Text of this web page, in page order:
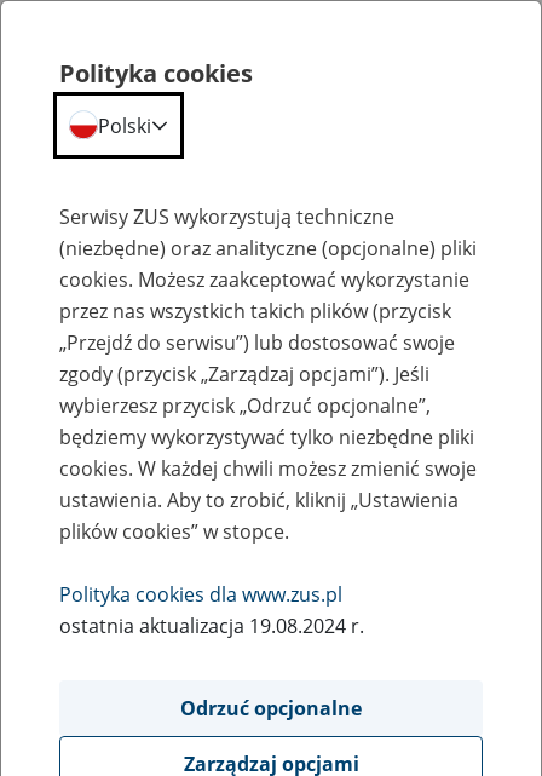
Aktualności
Informacje Biura Prasowego
października
2013
października 2013
października 2013
"ZUS dla Ciebie" ponownie w radiu
Polityka cookies
Polski
Serwisy ZUS wykorzystują techniczne
(niezbędne) oraz analityczne (opcjonalne) pliki
cookies. Możesz zaakceptować wykorzystanie
przez nas wszystkich takich plików (przycisk
„Przejdź do serwisu”) lub dostosować swoje
zgody (przycisk „Zarządzaj opcjami”). Jeśli
wybierzesz przycisk „Odrzuć opcjonalne”,
będziemy wykorzystywać tylko niezbędne pliki
cookies. W każdej chwili możesz zmienić swoje
ustawienia. Aby to zrobić, kliknij „Ustawienia
plików cookies” w stopce.
Polityka cookies dla www.zus.pl
ostatnia aktualizacja 19.08.2024 r.
Odrzuć opcjonalne
Zarządzaj opcjami